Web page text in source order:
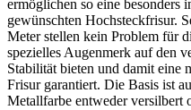
ermöglichen so eine besonders
gewünschten Hochsteckfrisur.
Meter stellen kein Problem für
spezielles Augenmerk auf den
Stabilität bieten und damit eine
Frisur garantiert. Die Basis ist
Metallfarbe entweder versilbert